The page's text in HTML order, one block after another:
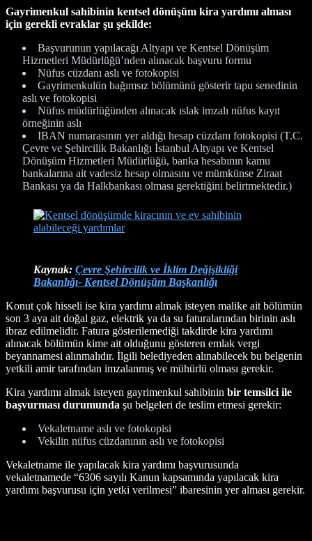
Gayrimenkul sahibinin kentsel dönüşüm kira yardımı alması
için gerekli evraklar şu şekilde:
Başvurunun yapılacağı Altyapı ve Kentsel Dönüşüm
Hizmetleri Müdürlüğü’nden alınacak başvuru formu
Nüfus cüzdanı aslı ve fotokopisi
Gayrimenkulün bağımsız bölümünü gösterir tapu senedinin
aslı ve fotokopisi
Nüfus müdürlüğünden alınacak ıslak imzalı nüfus kayıt
örneğinin aslı
IBAN numarasının yer aldığı hesap cüzdanı fotokopisi (T.C.
Çevre ve Şehircilik Bakanlığı İstanbul Altyapı ve Kentsel
Dönüşüm Hizmetleri Müdürlüğü, banka hesabının kamu
bankalarına ait vadesiz hesap olmasını ve mümkünse Ziraat
Bankası ya da Halkbankası olması gerektiğini belirtmektedir.)
Kaynak: Çevre Şehircilik ve İklim Değişikliği
Bakanlığı- Kentsel Dönüşüm Başkanlığı
Konut çok hisseli ise kira yardımı almak isteyen malike ait bölümün
son 3 aya ait doğal gaz, elektrik ya da su faturalarından birinin aslı
ibraz edilmelidir. Fatura gösterilemediği takdirde kira yardımı
alınacak bölümün kime ait olduğunu gösteren emlak vergi
beyannamesi alınmalıdır. İlgili belediyeden alınabilecek bu belgenin
yetkili amir tarafından imzalanmış ve mühürlü olması gerekir.
Kira yardımı almak isteyen gayrimenkul sahibinin bir temsilci ile
başvurması durumunda şu belgeleri de teslim etmesi gerekir:
Vekaletname aslı ve fotokopisi
Vekilin nüfus cüzdanının aslı ve fotokopisi
Vekaletname ile yapılacak kira yardımı başvurusunda
vekaletnamede “6306 sayılı Kanun kapsamında yapılacak kira
yardımı başvurusu için yetki verilmesi” ibaresinin yer alması gerekir.